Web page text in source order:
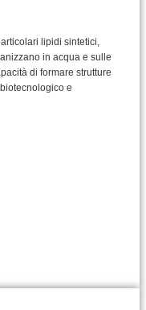
lipidi sintetici,
in acqua e sulle
di formare strutture
e